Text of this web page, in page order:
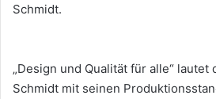
Schmidt.
„Design und Qualität für alle“ lautet
Schmidt mit seinen